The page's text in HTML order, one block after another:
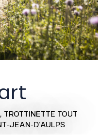
TROTTINETTE TOUT
JEAN-D'AULPS